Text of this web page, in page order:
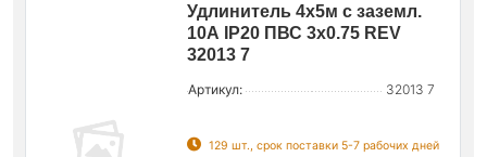
Удлинитель 4х5м с заземл.
10А IP20 ПВС 3х0.75 REV
32013 7
Артикул: 32013 7
129 шт., срок поставки 5-7 рабочих дней